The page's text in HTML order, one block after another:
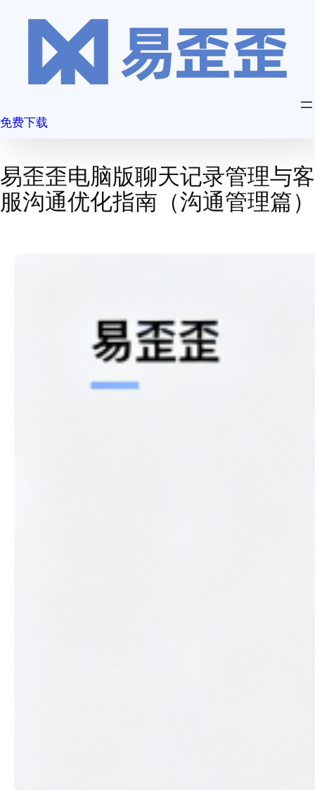
免费下载
易歪歪电脑版聊天记录管理与客
服沟通优化指南（沟通管理篇）